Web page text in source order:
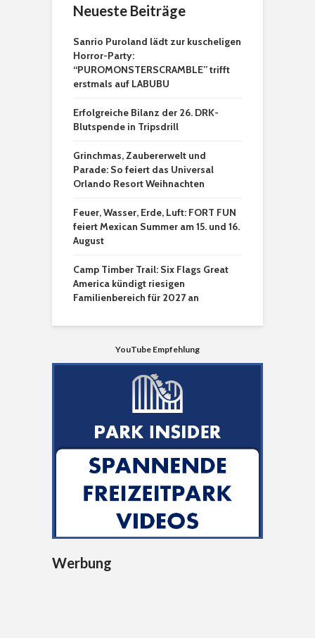
Neueste Beiträge
Sanrio Puroland lädt zur kuscheligen
Horror-Party:
“PUROMONSTERSCRAMBLE” trifft
erstmals auf LABUBU
Erfolgreiche Bilanz der 26. DRK-
Blutspende in Tripsdrill
Grinchmas, Zaubererwelt und
Parade: So feiert das Universal
Orlando Resort Weihnachten
Feuer, Wasser, Erde, Luft: FORT FUN
feiert Mexican Summer am 15. und 16.
August
Camp Timber Trail: Six Flags Great
America kündigt riesigen
Familienbereich für 2027 an
YouTube Empfehlung
Werbung